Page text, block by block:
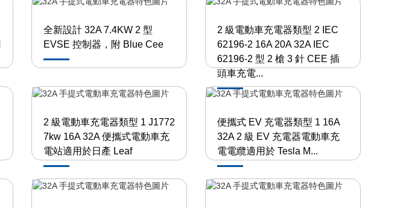
全新設計 32A 7.4KW 2 型
EVSE 控制器，附 Blue Cee
2 級電動車充電器類型 2 IEC
62196-2 16A 20A 32A IEC
62196-2 型 2 槍 3 針 CEE 插
頭車充電...
2 級電動車充電器類型 1 J1772
7kw 16A 32A 便攜式電動車充
電站適用於日產 Leaf
便攜式 EV 充電器類型 1 16A
32A 2 級 EV 充電器電動車充
電電纜適用於 Tesla M...